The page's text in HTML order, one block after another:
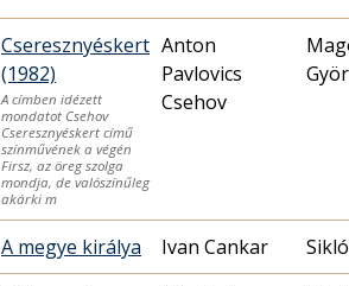
Cseresznyéskert
(1982)
A címben idézett
mondatot Csehov
Cseresznyéskert című
színművének a végén
Firsz, az öreg szolga
mondja, de valószínűleg
akárki m
Anton
Pavlovics
Csehov
A megye királya Ivan Cankar